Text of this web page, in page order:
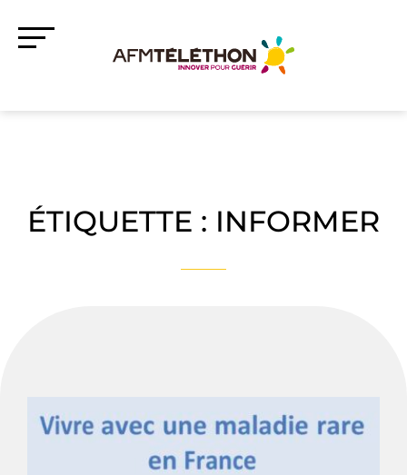
ÉTIQUETTE : INFORMER